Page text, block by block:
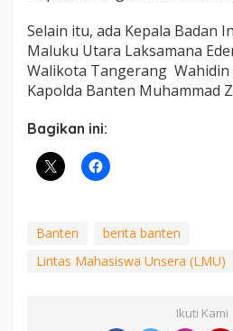
Selain itu, ada Kepala Badan
Maluku Utara Laksamana
Walikota Tangerang
Kapolda Banten Muhammad
Bagikan ini:
Banten
berita banten
Lintas Mahasiswa Unsera (LMU)
Ikuti Kami